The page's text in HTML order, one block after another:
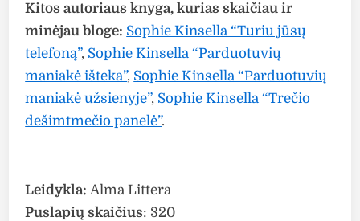
Kitos autoriaus knyga, kurias skaičiau ir
minėjau bloge: Sophie Kinsella “Turiu jūsų
telefoną”, Sophie Kinsella “Parduotuvių
maniakė išteka”, Sophie Kinsella “Parduotuvių
maniakė užsienyje”, Sophie Kinsella “Trečio
dešimtmečio panelė”.
Leidykla: Alma Littera
Puslapių skaičius: 320